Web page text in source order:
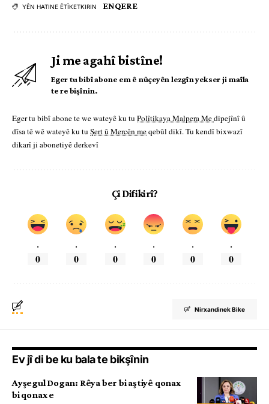
YÊN HATINE ÊTÎKETKIRIN ENQERE
Ji me agahî bistîne!
Eger tu bibî abone em ê nûçeyên lezgîn yekser ji maîla
te re bişînin.
Eger tu bibî abone te we wateyê ku tu Polîtikaya Malpera Medipejînî û
dîsa tê wê wateyê ku tu Şert û Mercên meqebûl dikî. Tu kendî bixwazî
dikarî ji abonetiyê derkevî
Çi Difikirî?
.
0
.
0
.
0
.
0
.
0
.
0
Nirxandinek Bike
Ev jî di be ku bala te bikşînin
Ayşegul Dogan: Rêya ber bi aştiyê qonax
bi qonax e